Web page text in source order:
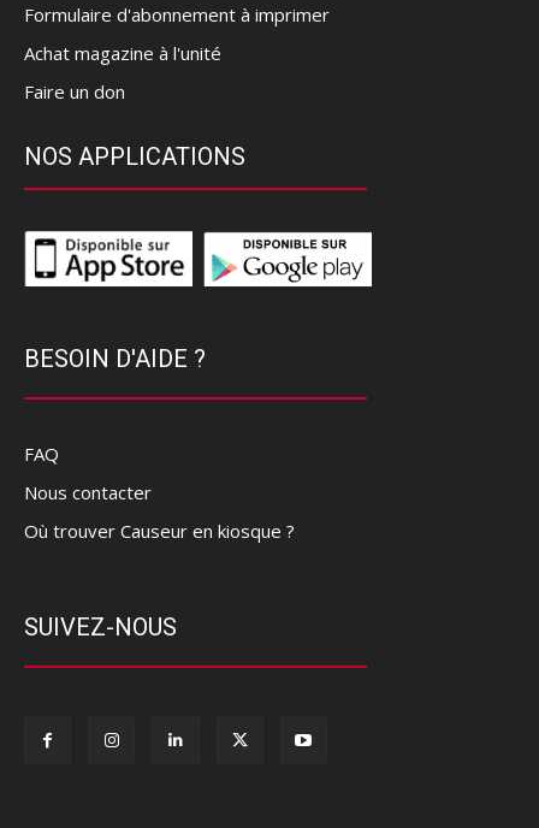
Formulaire d'abonnement à imprimer
Achat magazine à l'unité
Faire un don
NOS APPLICATIONS
BESOIN D'AIDE ?
FAQ
Nous contacter
Où trouver Causeur en kiosque ?
SUIVEZ-NOUS